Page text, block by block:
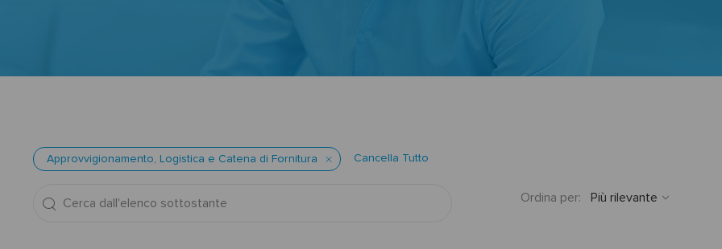
Approvvigionamento, Logistica e Catena di Fornitura Cancella Tutto
Cerca
Ordina per: